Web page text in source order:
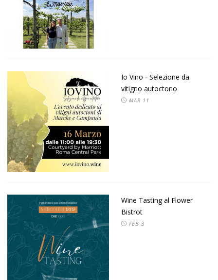
Io Vino - Selezione da
vitigno autoctono
MAR 11
Wine Tasting al Flower
Bistrot
FEB 3